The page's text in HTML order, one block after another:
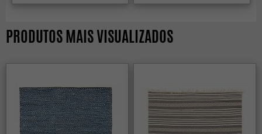
PRODUTOS MAIS VISUALIZADOS